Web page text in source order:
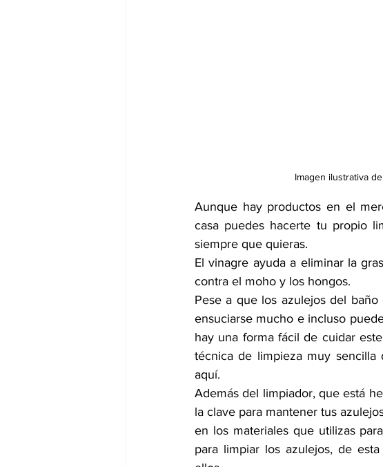
Imagen ilustrativa
Aunque hay productos en el
casa puedes hacerte tu propio
siempre que quieras.
El vinagre ayuda a eliminar la
contra el moho y los hongos.
Pese a que los azulejos del
ensuciarse mucho e incluso
hay una forma fácil de cuidar
técnica de limpieza muy sencilla
aquí.
Además del limpiador, que está
la clave para mantener tus
en los materiales que utilizas
para limpiar los azulejos, de